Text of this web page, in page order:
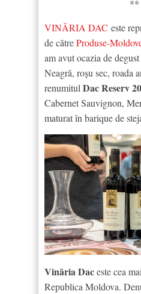
**
VINĂRIA DAC este
de cătreProduse-
am avut ocazia de
Neagră, roșu sec, roada
renumitul Dac Reserv
Cabernet Sauvignon,
maturat în barique de
Vinăria Daceste cea
Republica Moldova.